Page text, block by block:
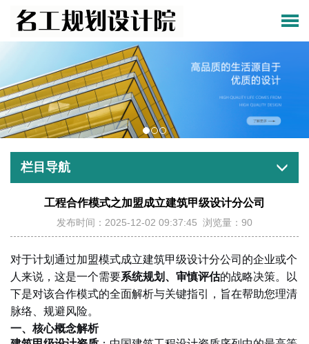
栏目导航
工程合作模式之加盟成立建筑甲级设计分公司
发布时间：2025-12-02 09:37:45 浏览量：90
对于计划通过加盟模式成立建筑甲级设计分公司的企业或个
人来说，这是一个需要系统规划、审慎评估的战略决策。以
下是对该合作模式的全面解析与关键指引，旨在帮助您理清
脉络、规避风险。
一、核心概念解析